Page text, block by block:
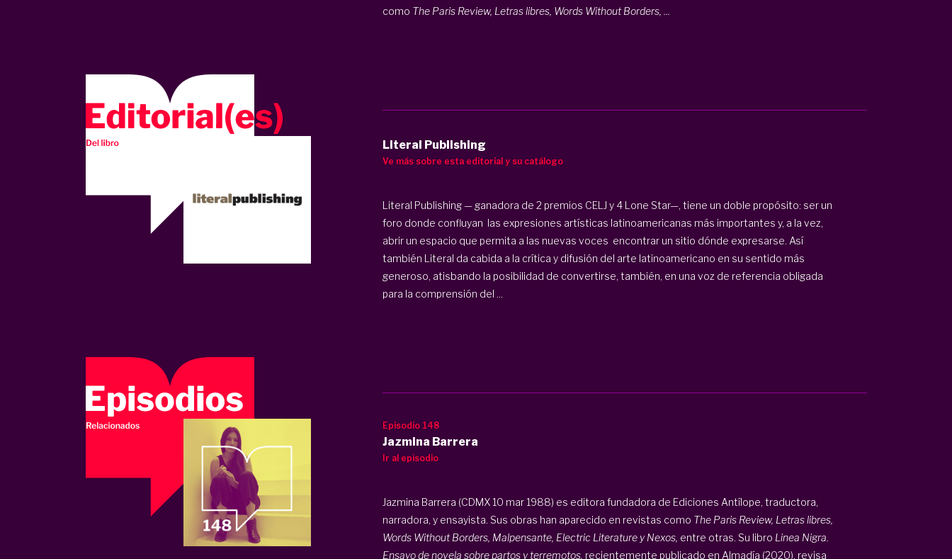
como The Paris Review, Letras libres, Words Without Borders, ...
Literal Publishing
Ve más sobre esta editorial y su catálogo
Literal Publishing — ganadora de 2 premios CELJ y 4 Lone Star—, tiene un doble propósito: ser un
foro donde confluyan las expresiones artísticas latinoamericanas más importantes y, a la vez,
abrir un espacio que permita a las nuevas voces encontrar un sitio dónde expresarse. Así
también Literal da cabida a la crítica y difusión del arte latinoamericano en su sentido más
generoso, atisbando la posibilidad de convertirse, también, en una voz de referencia obligada
para la comprensión del ...
Episodio 148
Jazmina Barrera
Ir al episodio
Jazmina Barrera (CDMX 10 mar 1988) es editora fundadora de Ediciones Antílope, traductora,
narradora, y ensayista. Sus obras han aparecido en revistas como The Paris Review, Letras libres,
Words Without Borders, Malpensante, Electric Literature y Nexos, entre otras. Su libro Linea Nigra.
Ensayo de novela sobre partos y terremotos, recientemente publicado en Almadía (2020), revisa